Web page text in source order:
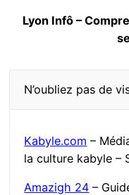
Lyon Infô –
N’oubliez pas de
Kabyle.com –
la culture kabyle –
Amazigh 24 –